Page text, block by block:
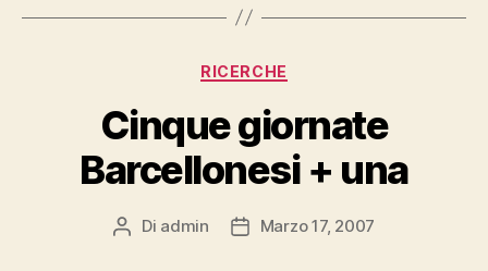
Categorie
RICERCHE
Cinque giornate
Barcellonesi + una
Autore
Di admin
DataMarzo 17, 2007